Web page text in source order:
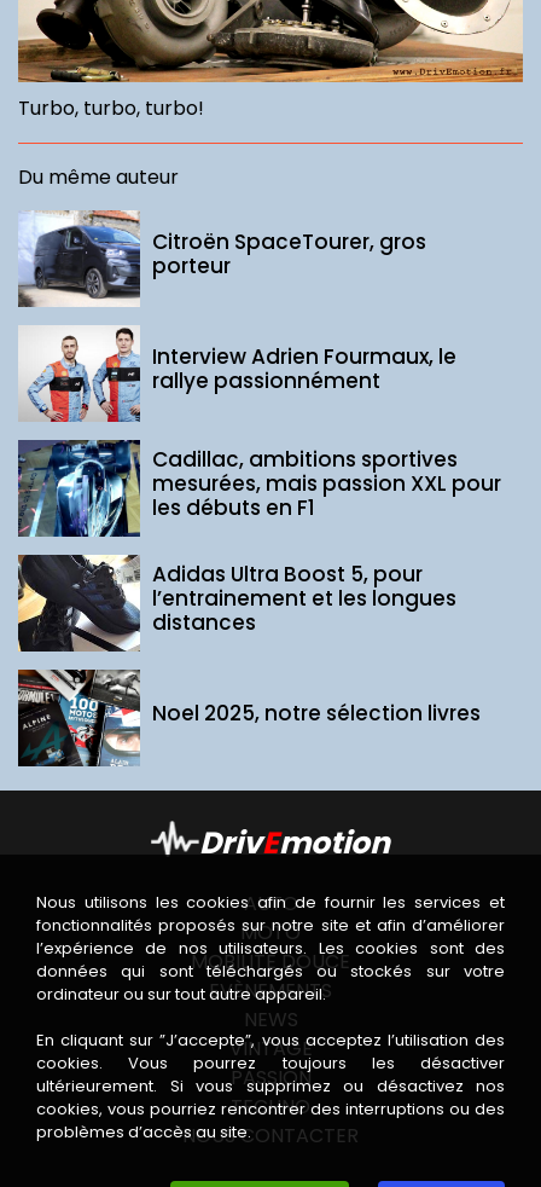
Turbo, turbo, turbo!
Du même auteur
Citroën SpaceTourer, gros
porteur
Interview Adrien Fourmaux, le
rallye passionnément
Cadillac, ambitions sportives
mesurées, mais passion XXL pour
les débuts en F1
Adidas Ultra Boost 5, pour
l’entrainement et les longues
distances
Noel 2025, notre sélection livres
Nous utilisons les cookies afin de fournir les services et
fonctionnalités proposés sur notre site et afin d’améliorer
l’expérience de nos utilisateurs. Les cookies sont des
données qui sont téléchargés ou stockés sur votre
ordinateur ou sur tout autre appareil.
En cliquant sur ”J’accepte”, vous acceptez l’utilisation des
cookies. Vous pourrez toujours les désactiver
ultérieurement. Si vous supprimez ou désactivez nos
cookies, vous pourriez rencontrer des interruptions ou des
problèmes d’accès au site.
DrivEmotion
AUTO
MOTO
MOBILITÉ DOUCE
EVÈNEMENTS
NEWS
VINTAGE
PASSION
TECHNO
NOUS CONTACTER